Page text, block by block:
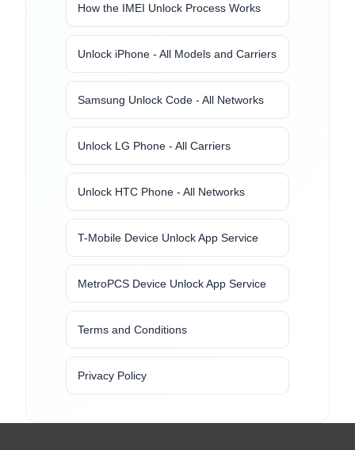
How the IMEI Unlock Process Works
Unlock iPhone - All Models and Carriers
Samsung Unlock Code - All Networks
Unlock LG Phone - All Carriers
Unlock HTC Phone - All Networks
T-Mobile Device Unlock App Service
MetroPCS Device Unlock App Service
Terms and Conditions
Privacy Policy